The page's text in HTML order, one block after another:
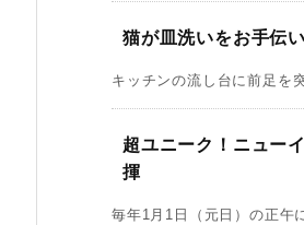
猫が皿洗いをお手伝
キッチンの流し台に前足を
超ユニーク！ニュー
揮
毎年1月1日（元日）の正午